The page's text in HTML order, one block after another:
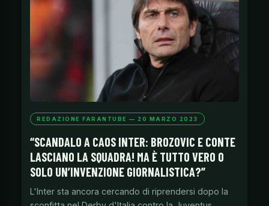
REDAZIONE FARANTUBE — 20 MARZO 2023
“SCANDALO A CAOS INTER: BROZOVIC E CONTE
LASCIANO LA SQUADRA! MA È TUTTO VERO O
SOLO UN’INVENZIONE GIORNALISTICA?”
L'Inter sta ancora cercando di riprendersi dopo la